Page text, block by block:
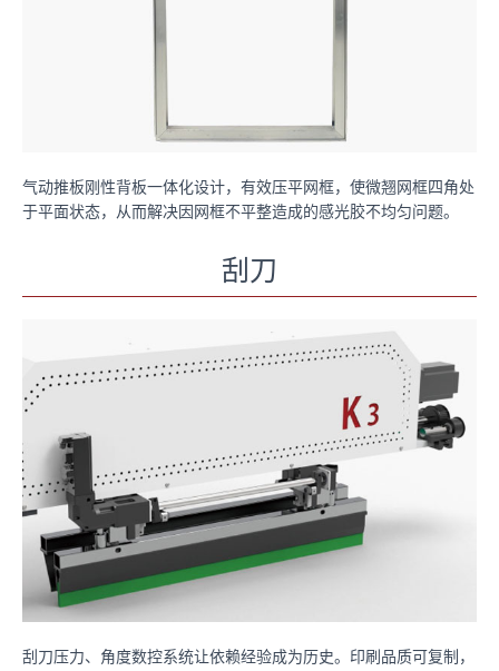
气动推板刚性背板一体化设计，有效压平网框，使微翘网框四角处
于平面状态，从而解决因网框不平整造成的感光胶不均匀问题。
刮刀
刮刀压力、角度数控系统让依赖经验成为历史。印刷品质可复制，